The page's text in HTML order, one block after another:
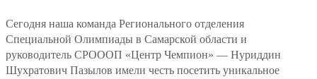
Сегодня наша команда Регионального отделения
Специальной Олимпиады в Самарской области и
руководитель СРОООП «Центр Чемпион» — Нуриддин
Шухратович Пазылов имели честь посетить уникальное